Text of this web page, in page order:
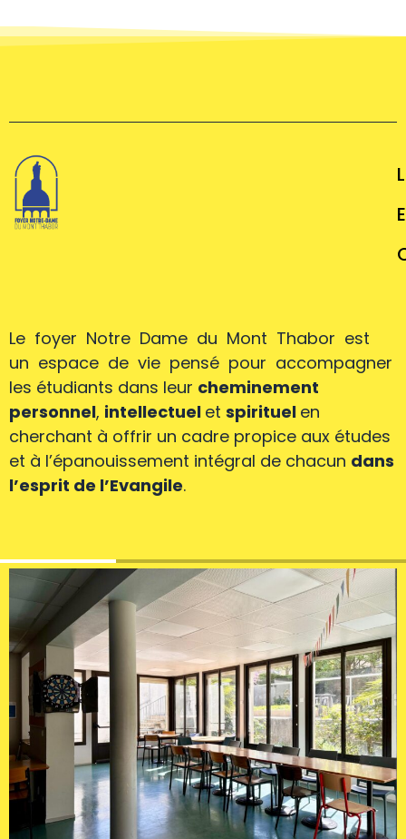
Le foyer Notre Dame du Mont Thabor est
un espace de vie pensé pour accompagner
les étudiants dans leur cheminement
personnel, intellectuel et spirituel en
cherchant à offrir un cadre propice aux études
et à l’épanouissement intégral de chacun dans
l’esprit de l’Evangile.